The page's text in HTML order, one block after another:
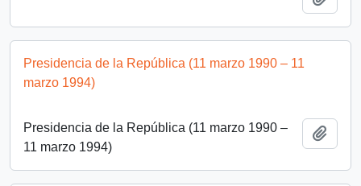
Presidencia de la República (11 marzo 1990 – 11
marzo 1994)
Presidencia de la República (11 marzo 1990 –
11 marzo 1994)